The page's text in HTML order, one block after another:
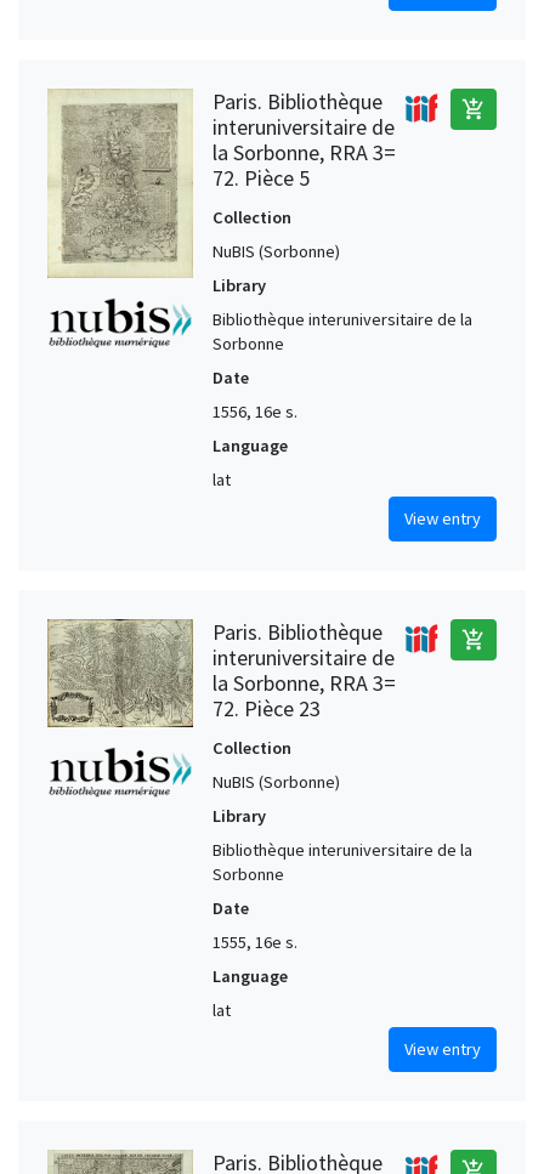
Paris. Bibliothèque
interuniversitaire de
la Sorbonne, RRA 3=
72. Pièce 5
add_shopping_cart
Collection
NuBIS (Sorbonne)
Library
Bibliothèque interuniversitaire de la
Sorbonne
Date
1556, 16e s.
Language
lat
View entry
Paris. Bibliothèque
interuniversitaire de
la Sorbonne, RRA 3=
72. Pièce 23
add_shopping_cart
Collection
NuBIS (Sorbonne)
Library
Bibliothèque interuniversitaire de la
Sorbonne
Date
1555, 16e s.
Language
lat
View entry
Paris. Bibliothèque